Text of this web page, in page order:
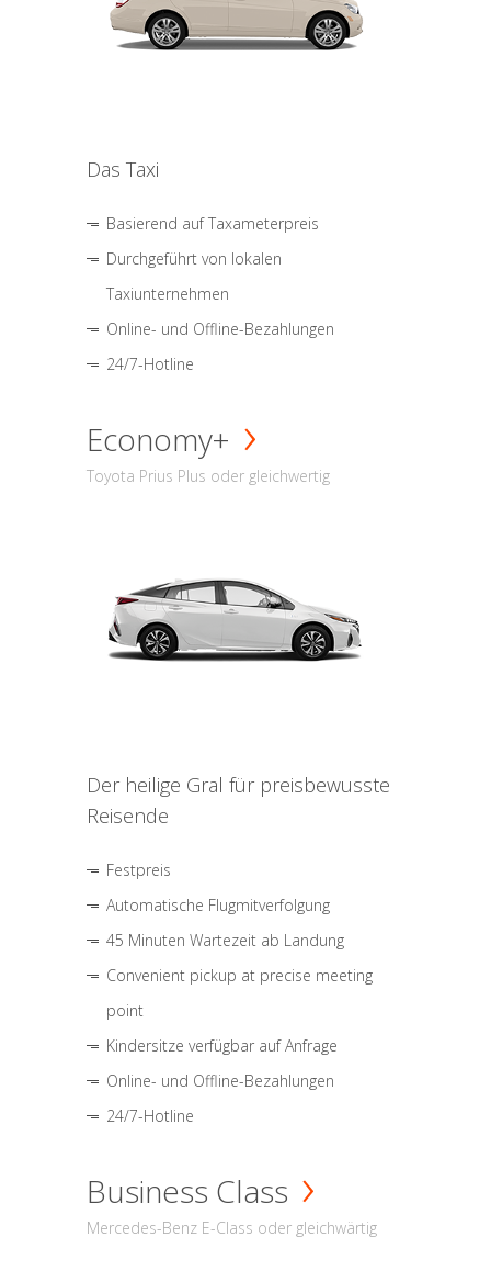
Das Taxi
Basierend auf Taxameterpreis
Durchgeführt von lokalen
Taxiunternehmen
Online- und Offline-Bezahlungen
24/7-Hotline
Economy+
Toyota Prius Plus oder gleichwertig
Der heilige Gral für preisbewusste
Reisende
Festpreis
Automatische Flugmitverfolgung
45 Minuten Wartezeit ab Landung
Convenient pickup at precise meeting
point
Kindersitze verfügbar auf Anfrage
Online- und Offline-Bezahlungen
24/7-Hotline
Business Class
Mercedes-Benz E-Class oder gleichwärtig